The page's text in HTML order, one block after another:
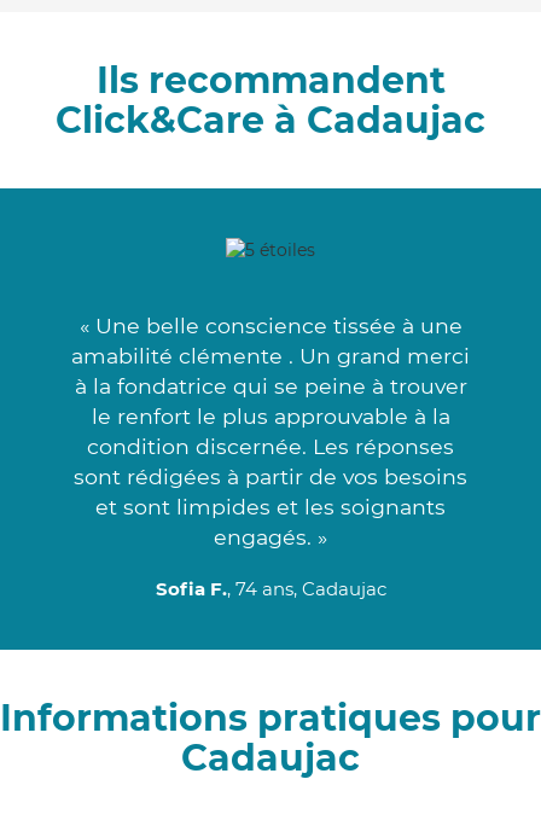
Ils recommandent
Click&Care à Cadaujac
« Une belle conscience tissée à une
amabilité clémente . Un grand merci
à la fondatrice qui se peine à trouver
le renfort le plus approuvable à la
condition discernée. Les réponses
sont rédigées à partir de vos besoins
et sont limpides et les soignants
engagés. »
Sofia F., 74 ans, Cadaujac
Informations pratiques pour
Cadaujac